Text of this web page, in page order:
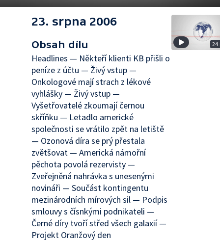
23. srpna 2006
Obsah dílu
Headlines — Někteří klienti KB přišli o
peníze z účtu — Živý vstup —
Onkologové mají strach z lékové
vyhlášky — Živý vstup —
Vyšetřovatelé zkoumají černou
skříňku — Letadlo americké
společnosti se vrátilo zpět na letiště
— Ozonová díra se prý přestala
zvětšovat — Americká námořní
pěchota povolá rezervisty —
Zveřejněná nahrávka s unesenými
novináři — Součást kontingentu
mezinárodních mírových sil — Podpis
smlouvy s čísnkými podnikateli —
Černé díry tvoří střed všech galaxií —
Projekt Oranžový den